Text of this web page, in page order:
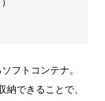
フトコンテナ。
できることで、